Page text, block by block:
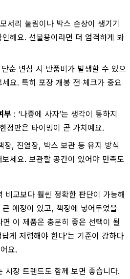
서리 눌림이나 박스 손상이 생기기
해요. 선물용이라면 더 엄격하게 봐
단순 변심 시 반품비가 발생할 수 있으
요. 특히 포장 개봉 전 체크가 중요
부 : ‘나중에 사자’는 생각이 통하지
정판은 타이밍이 곧 가치예요.
장, 진열장, 박스 보관 등 유지 방식
세요. 보관할 공간이 있어야 만족도
비교보다 훨씬 정확한 판단이 가능해
애정이 있고, 책장에 넣어두었을
이 제품은 충분히 좋은 선택이 될
게 저렴해야 한다’는 기준이 강하다
요.
시장 트렌드도 함께 보면 좋습니다.